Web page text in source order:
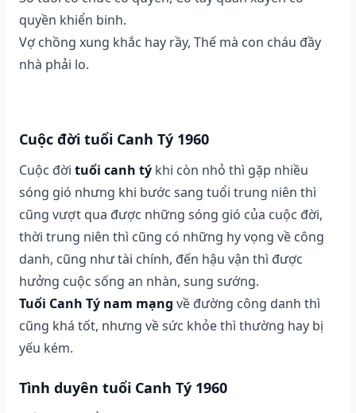
quyền khiển binh.
Vợ chồng xung khắc hay rầy, Thế mà con cháu đầy
nhà phải lo.
Cuộc đời tuổi Canh Tý 1960
Cuộc đời tuổi canh tý khi còn nhỏ thì gặp nhiều
sóng gió nhưng khi bước sang tuổi trung niên thì
cũng vượt qua được những sóng gió của cuộc đời,
thời trung niên thì cũng có những hy vọng về công
danh, cũng như tài chính, đến hậu vận thì được
hưởng cuộc sống an nhàn, sung sướng.
Tuổi Canh Tý nam mạng về đường công danh thì
cũng khá tốt, nhưng về sức khỏe thì thường hay bị
yếu kém.
Tình duyên tuổi Canh Tý 1960